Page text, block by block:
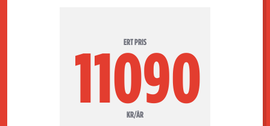
ERT PRIS
11090
KR/ÅR